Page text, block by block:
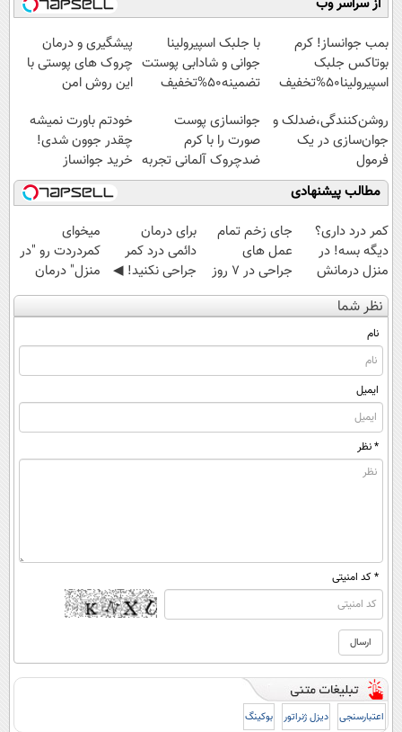
◗پرسش‌نامه◖
آموزش رایگان
◂پرسشنامه▸
◂پرسش‌نامه▸
از سراسر وب
بمب جوانساز! کرم
بوتاکس جلبک
اسپیرولینا50%تخفیف
با جلبک اسپیرولینا
جوانی و شادابی پوستت
تضمینه50%تخفیف
پیشگیری و درمان
چروک های پوستی با
این روش امن
روشن‌کنندگی،ضد‌لک و
جوان‌سازی در یک
فرمول
حرفه‌ای50%تخفیف
جوانسازی پوست
صورت را با کرم
ضدچروک آلمانی تجربه
کنید!
خودتم باورت نمیشه
چقدر جوون شدی!
خرید جوانساز
اسپیرولینا با تخفیف
ویژه
مطالب پیشنهادی
کمر درد داری؟
دیگه بسه! در
منزل درمانش
کن
(◀پرسش‌نامه)
جای زخم تمام
عمل های
جراحی در ۷ روز
درمان شد!
(فوری مشاوره
برای درمان
دائمی درد کمر
جراحی نکنید! ◀
پرسش‌نامه رو پر
کن ▶
میخوای
کمردردت رو "در
منزل" درمان
کنی؟ (◂فیلم +
◂پرسش‌نامه)
نظر شما
نام
ایمیل
* نظر
* کد امنیتی
اعتبارسنجی دیزل ژنراتور بوکینگ